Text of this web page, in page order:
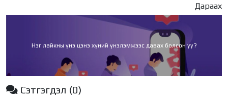
Дараах
Нэг лайкны үнэ цэнэ хүний үнэлэмжээс давах болсон уу?
Сэтгэгдэл (0)